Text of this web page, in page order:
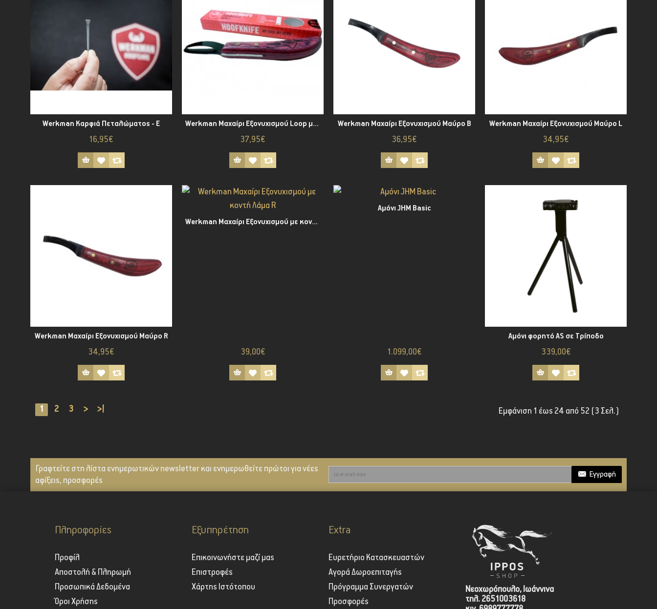
Werkman Καρφιά Πεταλώματος - Ε
16,95€
Werkman Μαχαίρι Εξονυχισμού Loop με Μαύρη Λεπίδα
37,95€
Werkman Μαχαίρι Εξονυχισμού Μαύρο B
36,95€
Werkman Μαχαίρι Εξονυχισμού Μαύρο L
34,95€
Werkman Μαχαίρι Εξονυχισμού Μαύρο R
34,95€
Werkman Μαχαίρι Εξονυχισμού με κοντή Λάμα R
39,00€
Αμόνι JHM Basic
1.099,00€
Αμόνι φορητό AS σε Τρίποδο
339,00€
1 2 3 > >| Εμφάνιση 1 έως 24 από 52 (3 Σελ.)
Γραφτείτε στη λίστα ενημερωτικών newsletter και ενημερωθείτε πρώτοι για νέες
αφίξεις, προσφορές
Εγγραφή
Πληροφορίες
Προφίλ
Αποστολή & Πληρωμή
Προσωπικά Δεδομένα
Όροι Χρήσης
Εξυπηρέτηση
Επικοινωνήστε μαζί μας
Επιστροφές
Χάρτης Ιστότοπου
Extra
Ευρετήριο Κατασκευαστών
Αγορά Δωροεπιταγής
Πρόγραμμα Συνεργατών
Προσφορές
Νεοχωρόπουλο, Ιωάννινα
τηλ. 2651003618